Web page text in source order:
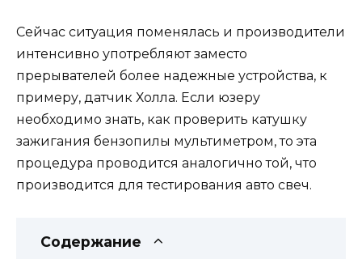
Сейчас ситуация поменялась и производители
интенсивно употребляют заместо
прерывателей более надежные устройства, к
примеру, датчик Холла. Если юзеру
необходимо знать, как проверить катушку
зажигания бензопилы мультиметром, то эта
процедура проводится аналогично той, что
производится для тестирования авто свеч.
Содержание